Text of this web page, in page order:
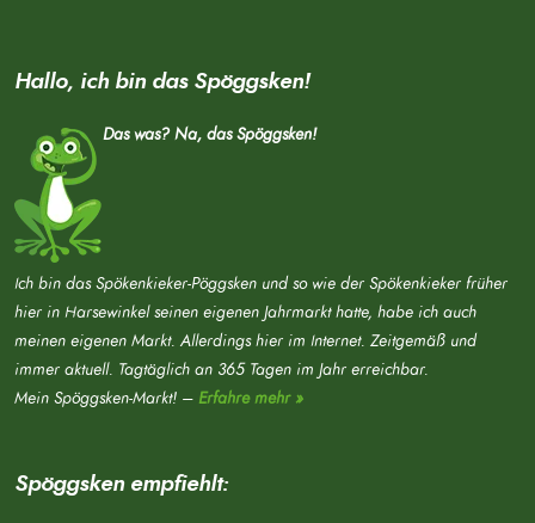
Hallo, ich bin das Spöggsken!
Das was? Na, das Spöggsken!
Ich bin das Spökenkieker-Pöggsken und so wie der Spökenkieker früher
hier in Harsewinkel seinen eigenen Jahrmarkt hatte, habe ich auch
meinen eigenen Markt. Allerdings hier im Internet. Zeitgemäß und
immer aktuell. Tagtäglich an 365 Tagen im Jahr erreichbar.
Mein Spöggsken-Markt! – Erfahre mehr »
Spöggsken empfiehlt: